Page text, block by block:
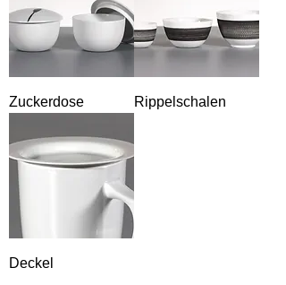
Zuckerdose Rippelschalen
Deckel